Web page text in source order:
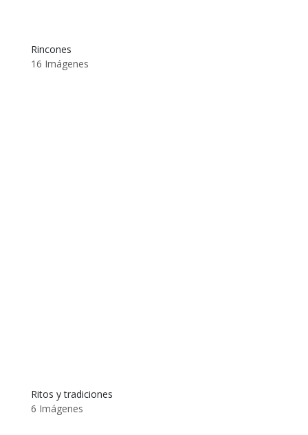
Rincones
16 Imágenes
Ritos y tradiciones
6 Imágenes